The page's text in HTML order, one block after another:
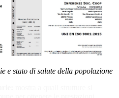
e stato di salute della popolazione